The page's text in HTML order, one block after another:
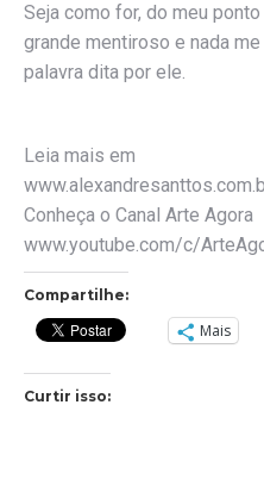
Seja como for, do meu
grande mentiroso e nada
palavra dita por ele.
Leia mais em
Conheça o Canal Arte Agora
www.youtube.com/c/
Compartilhe:
Mais
Curtir isso: